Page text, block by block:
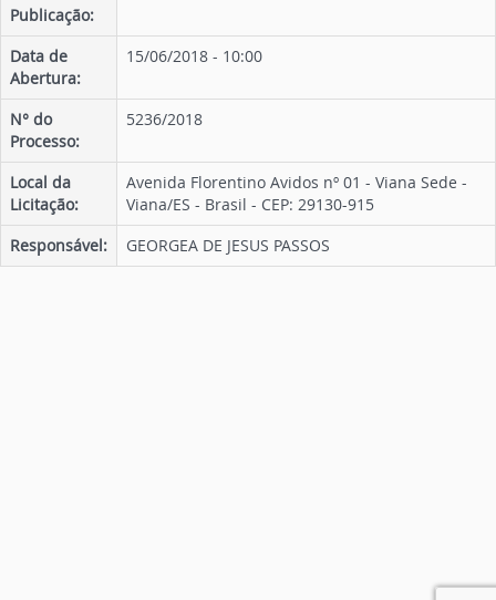
Publicação:
Data de
Abertura:
15/06/2018 - 10:00
N° do
Processo:
5236/2018
Local da
Licitação:
Avenida Florentino Avidos nº 01 - Viana Sede -
Viana/ES - Brasil - CEP: 29130-915
Responsável:
GEORGEA DE JESUS PASSOS